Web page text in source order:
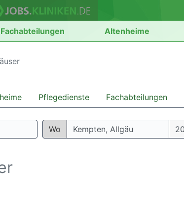
Fachabteilungen Altenheime
Pflegedienste Fachabteilungen
Wo